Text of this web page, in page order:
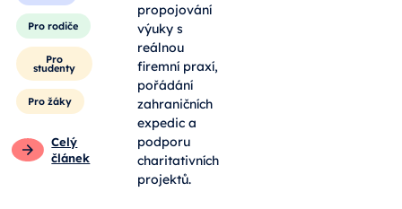
Pro rodiče
Pro
studenty
Pro žáky
Celý
článek
propojování
výuky s
reálnou
firemní praxí,
pořádání
zahraničních
expedic a
podporu
charitativních
projektů.